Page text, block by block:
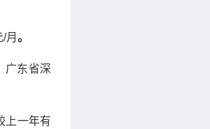
月 。
广东省深
上一年有